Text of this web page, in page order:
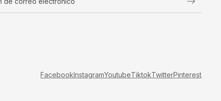
FacebookInstagramYoutubeTiktokTwitterPinterest